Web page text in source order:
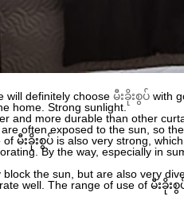
will definitely choose မီးခိုးစွပ် with
home. Strong sunlight.
more durable than other
often exposed to the sun, so
မီးခိုးစွပ် is also very strong,
By the way, especially in
block the sun, but are also very
well. The range of use of မီးခိုး